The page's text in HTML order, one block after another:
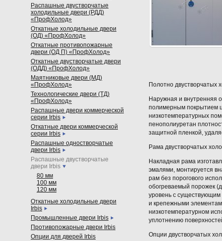
Полотно двустворчатых
Наружная и внутренняя
полимерным покрытием
низкотемпературных
пенополиуретан
защитной пленкой,
Рама двустворчатых
Накладная рама
эмалями, монтируется
рам без порогового
обогреваемый порожек
уровень с существующим
и крепежными
низкотемпературном
уплотнению
Опции двустворчатых
Распашные двустворчатые
холодильные двери (РДД)
«ПрофХолод»
Откатные холодильные двери
(ОД) «ПрофХолод»
Откатные противопожарные
двери (ОД П) «ПрофХолод»
Откатные двустворчатые двери
(ОДД) «ПрофХолод»
Маятниковые двери (МД)
«ПрофХолод»
Технологические двери (ТД)
«ПрофХолод»
Распашные двери коммерческой
серии Irbis
Откатные двери коммерческой
серии Irbis
Распашные одностворчатые
двери Irbis
Распашные двустворчатые
двери Irbis
80 мм
100 мм
120 мм
Откатные холодильные двери
Irbis
Промышленные двери Irbis
Противопожарные двери Irbis
Опции для дверей Irbis